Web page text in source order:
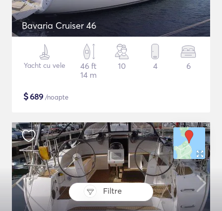
Filtre
Bavaria Cruiser 46
Yacht cu vele
46 ft
14 m
10 4 6
$689 /noapte